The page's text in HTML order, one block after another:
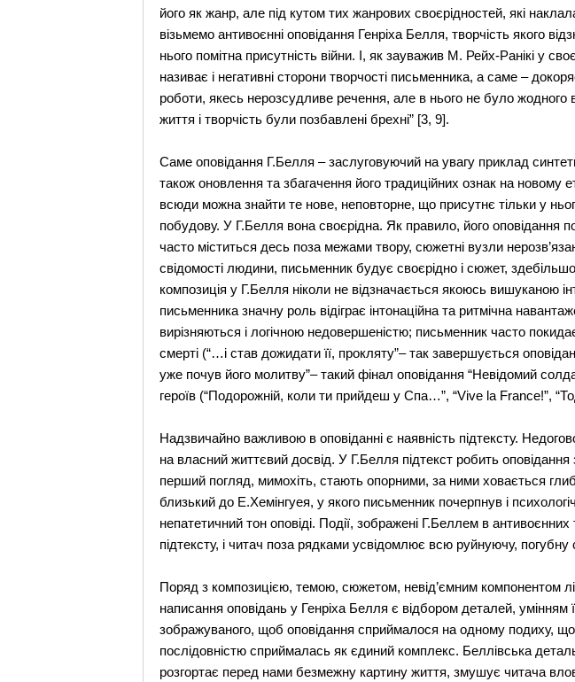
його як жанр, але під кутом тих жанрових своєрідностей, які
візьмемо антивоєнні оповідання Генріха Белля, творчість якого
нього помітна присутність війни. І, як зауважив М. Рейх-Ранікі у
називає і негативні сторони творчості письменника, а саме –
роботи, якесь нерозсудливе речення, але в нього не було жодного
життя і творчість були позбавлені брехні” [3, 9].
Саме оповідання Г.Белля – заслуговуючий на увагу приклад
також оновлення та збагачення його традиційних ознак на новому
всюди можна знайти те нове, неповторне, що присутнє тільки у
побудову. У Г.Белля вона своєрідна. Як правило, його оповідання
часто міститься десь поза межами твору, сюжетні вузли
свідомості людини, письменник будує своєрідно і сюжет,
композиція у Г.Белля ніколи не відзначається якоюсь вишуканою
письменника значну роль відіграє інтонаційна та ритмічна
вирізняються і логічною недовершеністю; письменник часто
смерті (“…і став дожидати її, прокляту”– так завершується
уже почув його молитву”– такий фінал оповідання “Невідомий
героїв (“Подорожній, коли ти прийдеш у Спа…”, “Vive la France!”,
Надзвичайно важливою в оповіданні є наявність підтексту.
на власний життєвий досвід. У Г.Белля підтекст робить
перший погляд, мимохіть, стають опорними, за ними ховається
близький до Е.Хемінгуея, у якого письменник почерпнув і
непатетичний тон оповіді. Події, зображені Г.Беллем в
підтексту, і читач поза рядками усвідомлює всю руйнуючу,
Поряд з композицією, темою, сюжетом, невід’ємним компонентом
написання оповідань у Генріха Белля є відбором деталей,
зображуваного, щоб оповідання сприймалося на одному подиху,
послідовністю сприймалась як єдиний комплекс. Беллівська
розгортає перед нами безмежну картину життя, змушує читача